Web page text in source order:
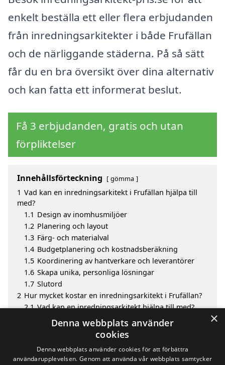
enkelt beställa ett eller flera erbjudanden
från inredningsarkitekter i både Frufällan
och de närliggande städerna. På så sätt
får du en bra översikt över dina alternativ
och kan fatta ett informerat beslut.
Få 3 erbjudanden, gratis och utan
förpliktelser
Innehållsförteckning gömma
1 Vad kan en inredningsarkitekt i Frufällan hjälpa till
med?
1.1 Design av inomhusmiljöer
1.2 Planering och layout
1.3 Färg- och materialval
1.4 Budgetplanering och kostnadsberäkning
1.5 Koordinering av hantverkare och leverantörer
1.6 Skapa unika, personliga lösningar
1.7 Slutord
2 Hur mycket kostar en inredningsarkitekt i Frufällan?
2.1 Vad kan en inredningsarkitekt hjälpa till med?
Fördelar med att välja inredningsarkitekt i Frufällan
Sök efter en skicklig inredningsarkitekt i de
omgivande städerna Frufällan
×
Denna webbplats använder
cookies
Denna webbplats använder cookies för att förbättra
användarupplevelsen. Genom att använda vår webbplats samtycker